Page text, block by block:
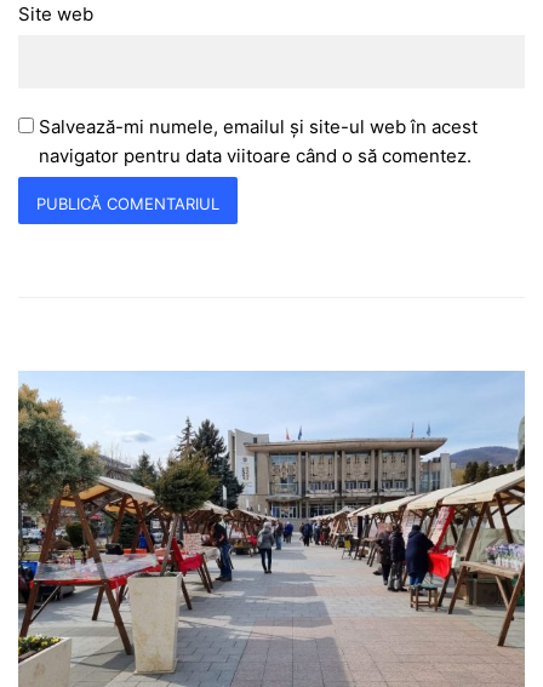
Site web
Salvează-mi numele, emailul și site-ul web în acest
navigator pentru data viitoare când o să comentez.